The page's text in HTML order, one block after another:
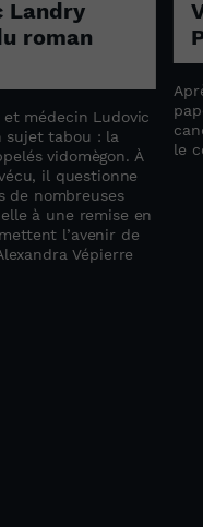
Landry
roman
et médecin Ludovic
sujet tabou : la
vidomègon. À
il questionne
de nombreuses
à une remise en
l’avenir de
Vépierre
le